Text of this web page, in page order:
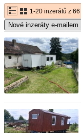
1-20 inzerátů z 66
Nové inzeráty e-mailem